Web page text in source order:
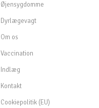
Øjensygdomme
Dyrlægevagt
Om os
Vaccination
Indlæg
Kontakt
Cookiepolitik (EU)